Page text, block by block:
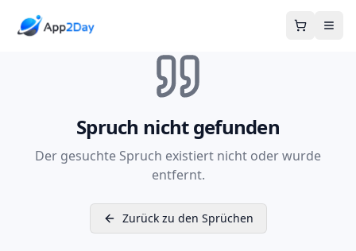
Spruch nicht gefunden
Der gesuchte Spruch existiert nicht oder wurde
entfernt.
Zurück zu den Sprüchen